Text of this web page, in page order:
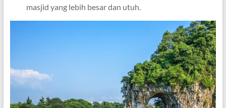
masjid yang lebih besar dan utuh.